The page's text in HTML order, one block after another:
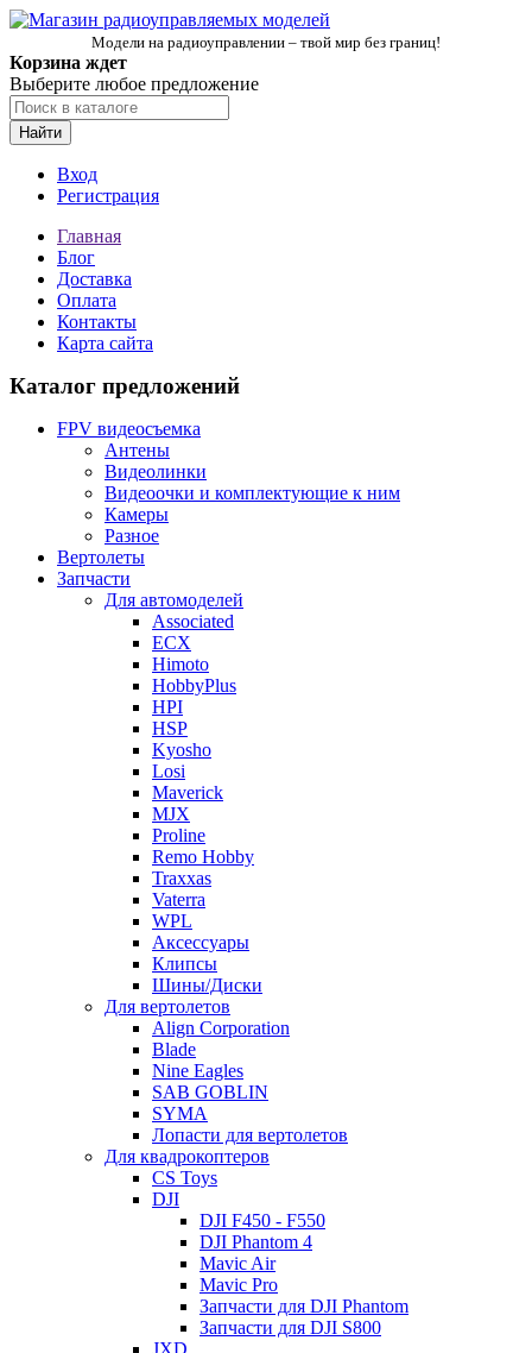
Модели на радиоуправлении – твой мир без границ!
Корзина ждет
Выберите любое предложение
Найти
Вход
Регистрация
Главная
Блог
Доставка
Оплата
Контакты
Карта сайта
Каталог предложений
FPV видеосъемка
Антены
Видеолинки
Видеоочки и комплектующие к ним
Камеры
Разное
Вертолеты
Запчасти
Для автомоделей
Associated
ECX
Himoto
HobbyPlus
HPI
HSP
Kyosho
Losi
Maverick
MJX
Proline
Remo Hobby
Traxxas
Vaterra
WPL
Аксессуары
Клипсы
Шины/Диски
Для вертолетов
Align Corporation
Blade
Nine Eagles
SAB GOBLIN
SYMA
Лопасти для вертолетов
Для квадрокоптеров
CS Toys
DJI
DJI F450 - F550
DJI Phantom 4
Mavic Air
Mavic Pro
Запчасти для DJI Phantom
Запчасти для DJI S800
JXD